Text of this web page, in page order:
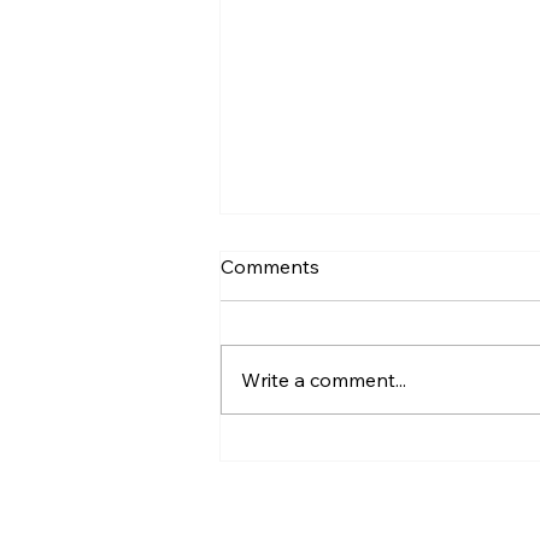
Comments
Write a comment...